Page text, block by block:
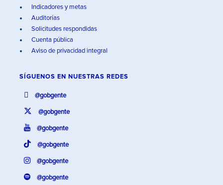
Indicadores y metas
Auditorías
Solicitudes respondidas
Cuenta pública
Aviso de privacidad integral
SÍGUENOS EN NUESTRAS REDES
@gobgente
@gobgente
@gobgente
@gobgente
@gobgente
@gobgente